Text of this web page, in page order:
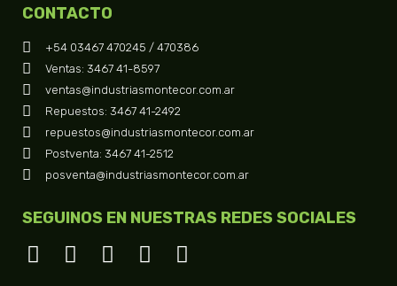
CONTACTO
+54 03467 470245 / 470386
Ventas: 3467 41-8597
ventas@industriasmontecor.com.ar
Repuestos: 3467 41-2492
repuestos@industriasmontecor.com.ar
Postventa: 3467 41-2512
posventa@industriasmontecor.com.ar
SEGUINOS EN NUESTRAS REDES SOCIALES